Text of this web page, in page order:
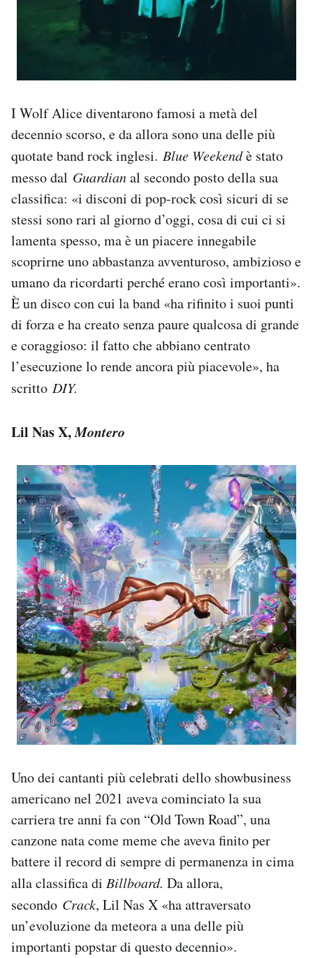
I Wolf Alice diventarono famosi a metà del
decennio scorso, e da allora sono una delle più
quotate band rock inglesi. Blue Weekendè stato
messo dal Guardianal secondo posto della sua
classifica: «i disconi di pop-rock così sicuri di se
stessi sono rari al giorno d’oggi, cosa di cui ci si
lamenta spesso, ma è un piacere innegabile
scoprirne uno abbastanza avventuroso, ambizioso e
umano da ricordarti perché erano così importanti».
È un disco con cui la band «ha rifinito i suoi punti
di forza e ha creato senza paure qualcosa di grande
e coraggioso: il fatto che abbiano centrato
l’esecuzione lo rende ancora più piacevole», ha
scritto DIY.
Lil Nas X,Montero
Uno dei cantanti più celebrati dello showbusiness
americano nel 2021 aveva cominciato la sua
carriera tre anni fa con “Old Town Road”, una
canzone nata come meme che aveva finito per
battere il record di sempre di permanenza in cima
alla classifica di Billboard. Da allora,
secondo Crack, Lil Nas X «ha attraversato
un’evoluzione da meteora a una delle più
importanti popstar di questo decennio».